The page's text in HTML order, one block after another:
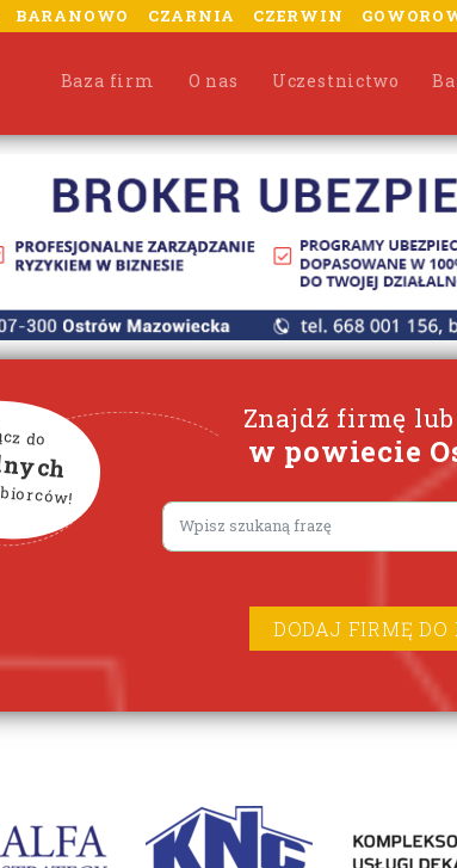
BARANOWO CZARNIA CZERWIN
Baza firm O nas Uczestnictwo
Znajdź firmę
w powiecie
do
Lorem ipsum
DODAJ FIRMĘ DO